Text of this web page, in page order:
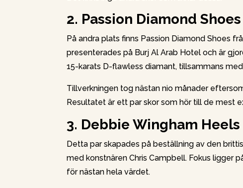
2. Passion Diamond
På andra plats finns Passion Diamond Shoes
presenterades på Burj Al Arab Hotel och är
15-karats D-flawless diamant, tillsammans
Tillverkningen tog nästan nio månader
Resultatet är ett par skor som hör till de mest
3. Debbie Wingham
Detta par skapades på beställning av den
med konstnären Chris Campbell. Fokus ligger
för nästan hela värdet.